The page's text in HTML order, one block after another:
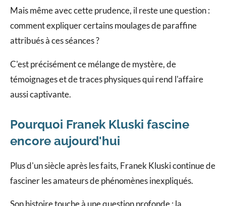
Mais même avec cette prudence, il reste une question :
comment expliquer certains moulages de paraffine
attribués à ces séances ?
C'est précisément ce mélange de mystère, de
témoignages et de traces physiques qui rend l'affaire
aussi captivante.
Pourquoi Franek Kluski fascine
encore aujourd'hui
Plus d'un siècle après les faits, Franek Kluski continue de
fasciner les amateurs de phénomènes inexpliqués.